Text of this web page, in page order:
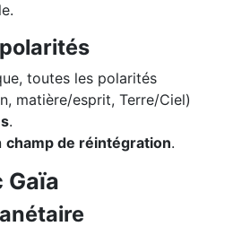
toutes les polarités
matière/esprit, Terre/Ciel)
.
champ de réintégration.
Gaïa